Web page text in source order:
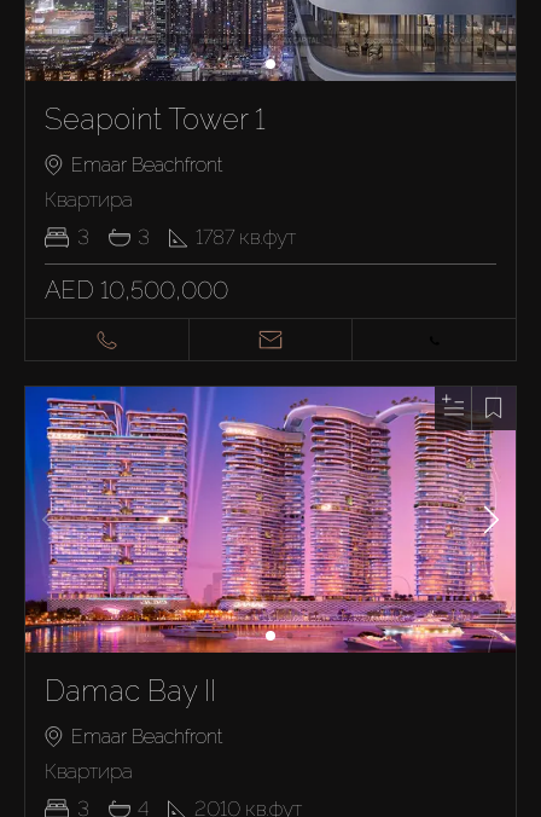
Seapoint Tower 1
Emaar Beachfront
Квартира
3
3 1787 кв.фут
AED 10,500,000
Damac Bay II
Emaar Beachfront
Квартира
3
4 2010 кв.фут